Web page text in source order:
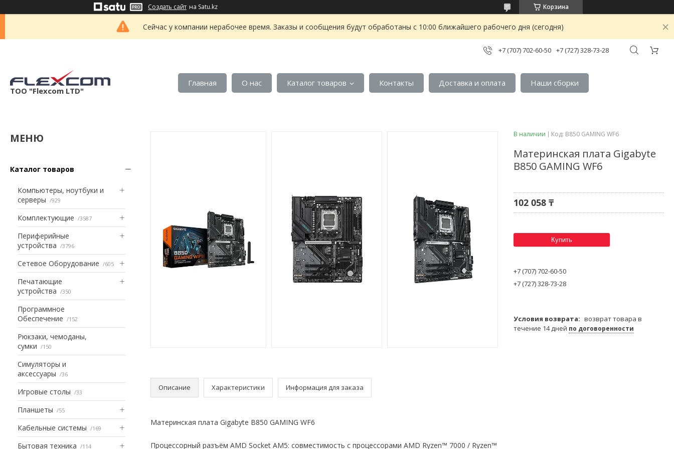
Создать сайт на Satu.kz Корзина
Сейчас у компании нерабочее время. Заказы и сообщения будут обработаны с 10:00 ближайшего рабочего дня (сегодня)
+7 (707) 702-60-50 +7 (727) 328-73-28
ТОО "Flexcom LTD"
Главная О нас Каталог товаров Контакты Доставка и оплата Наши сборки
Каталог товаров
Компьютеры, ноутбуки и
серверы
929
Комплектующие 3587
Периферийные
устройства
3796
Сетевое Оборудование 605
Печатающие
устройства
350
Программное
Обеспечение
152
Рюкзаки, чемоданы,
сумки
150
Симуляторы и
аксессуары
36
Игровые столы 33
Планшеты 55
Кабельные системы 169
Бытовая техника 114
Описание Характеристики Информация для заказа
Материнская плата Gigabyte B850 GAMING WF6
Процессорный разъём AMD Socket AM5: совместимость с процессорами AMD Ryzen™ 7000 / Ryzen™
В наличии Код: B850 GAMING WF6
Материнская плата Gigabyte
B850 GAMING WF6
102 058 ₸
Купить
+7 (707) 702-60-50
+7 (727) 328-73-28
возврат товара в
течение 14 дней по договоренности